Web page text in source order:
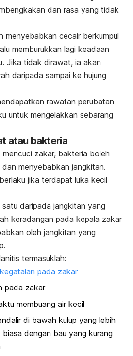
dan rasa yang tidak
menyebabkan cecair berkumpul
memburukkan lagi keadaan
Jika tidak dirawat, ia akan
daripada sampai ke hujung
rawatan perubatan
untuk mengelakkan sebarang
atau bakteria
zakar, bakteria boleh
dan menyebabkan jangkitan.
jika terdapat luka kecil
daripada jangkitan yang
keradangan pada kepala zakar
oleh jangkitan yang
termasuklah:
kegatalan pada zakar
pada zakar
membuang air kecil
di bawah kulup yang lebih
dengan bau yang kurang